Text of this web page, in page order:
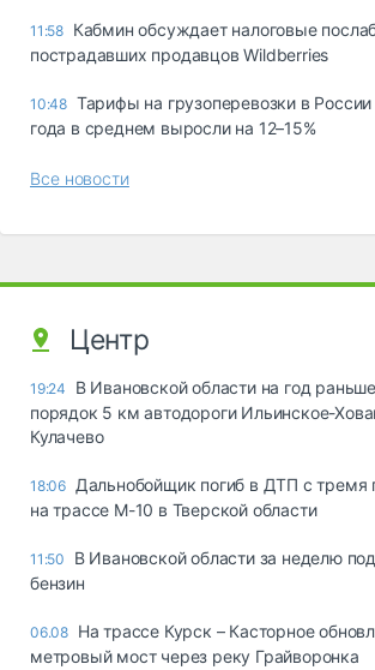
11:58 Кабмин обсуждает налоговые
пострадавших продавцов Wildberries
10:48 Тарифы на грузоперевозки в
года в среднем выросли на 12–15%
Все новости
Центр
19:24
В Ивановской области на год
порядок 5 км автодороги Ильинское-
Кулачево
18:06 Дальнобойщик погиб в ДТП с тремя
на трассе М-10 в Тверской области
11:50
В Ивановской области за неделю
бензин
06.08 На трассе Курск – Касторное
метровый мост через реку Грайворонка